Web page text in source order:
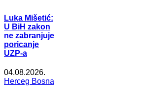
Luka Mišetić:
U BiH zakon
ne zabranjuje
poricanje
UZP-a
04.08.2026.
Herceg Bosna